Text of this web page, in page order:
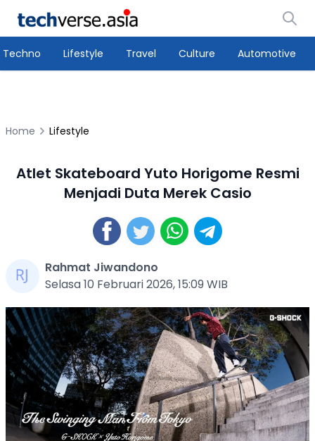
Techno Lifestyle Travel Culture Automotive
Home Lifestyle
Atlet Skateboard Yuto Horigome Resmi
Menjadi Duta Merek Casio
Rahmat Jiwandono
Selasa 10 Februari 2026, 15:09 WIB